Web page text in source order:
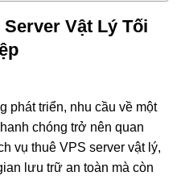
Vật Lý Tối
phát triển, nhu cầu về một
chóng trở nên quan
vụ thuê VPS server vật lý,
lưu trữ an toàn mà còn